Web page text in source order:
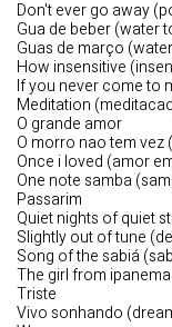
Don't ever go away
Gua de beber (water
Guas de março
How insensitive
If you never come to
Meditation
O grande amor
O morro nao tem vez
Once i loved (amor
One note samba
Passarim
Quiet nights of quiet
Slightly out of tune
Song of the sabiá
The girl from
Triste
Vivo sonhando